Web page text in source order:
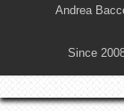
Andrea
Since